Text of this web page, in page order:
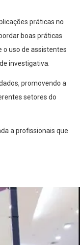
práticas no
boas práticas
o uso de assistentes
investigativa.
promovendo a
setores do
a profissionais que